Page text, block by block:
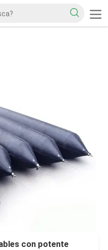
con potente